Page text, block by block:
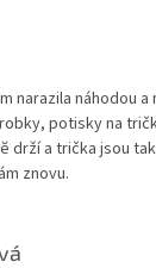
je 5 z 5 hvězdiček.
narazila náhodou
potisky na
drží a trička jsou
znovu.